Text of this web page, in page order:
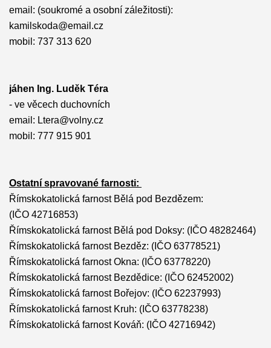
email: (soukromé a osobní záležitosti):
kamilskoda@email.cz
mobil: 737 313 620
jáhen Ing. Luděk Téra
- ve věcech duchovních
email: Ltera@volny.cz
mobil: 777 915 901
Ostatní spravované farnosti:
Římskokatolická farnost Bělá pod Bezdězem:
(IČO 42716853)
Římskokatolická farnost Bělá pod Doksy: (IČO 48282464)
Římskokatolická farnost Bezděz: (IČO 63778521)
Římskokatolická farnost Okna: (IČO 63778220)
Římskokatolická farnost Bezdědice: (IČO 62452002)
Římskokatolická farnost Bořejov: (IČO 62237993)
Římskokatolická farnost Kruh: (IČO 63778238)
Římskokatolická farnost Kováň: (IČO 42716942)